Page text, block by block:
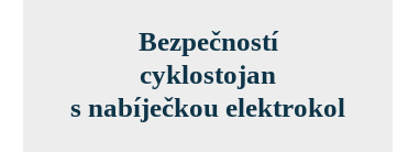
Bezpečností
cyklostojan
s nabíječkou elektrokol